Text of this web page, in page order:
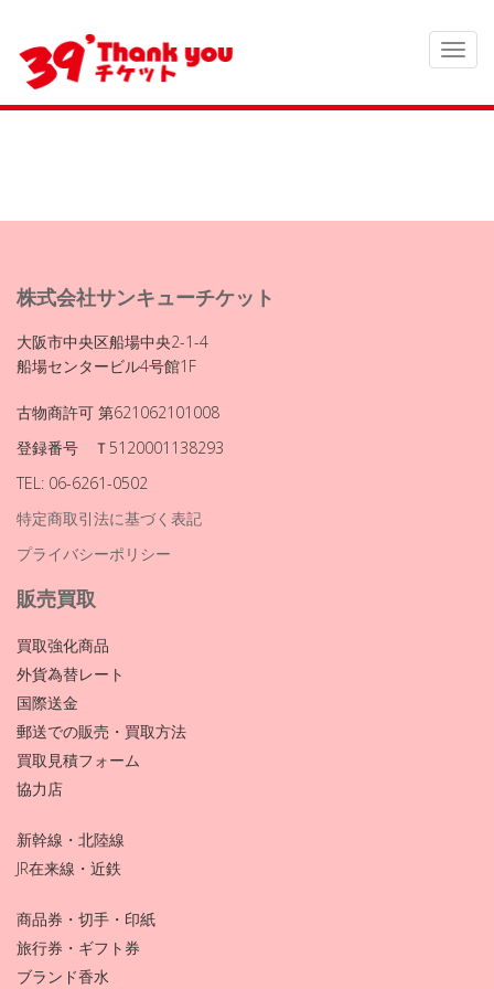
株式会社サンキューチケット
大阪市中央区船場中央2-1-4
船場センタービル4号館1F
古物商許可 第621062101008
登録番号 Ｔ5120001138293
TEL: 06-6261-0502
特定商取引法に基づく表記
プライバシーポリシー
販売買取
買取強化商品
外貨為替レート
国際送金
郵送での販売・買取方法
買取見積フォーム
協力店
新幹線・北陸線
JR在来線・近鉄
商品券・切手・印紙
旅行券・ギフト券
ブランド香水